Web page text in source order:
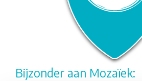
Bijzonder aan Mozaïek: